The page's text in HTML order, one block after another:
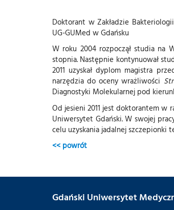
Doktorant w Zakładzie
UG-GUMed w Gdańsku
W roku 2004 rozpoczął studia na
stopnia. Następnie kontynuował
2011 uzyskał dyplom magistra
narzędzia do oceny wrażliwości
Diagnostyki Molekularnej pod
Od jesieni 2011 jest doktorantem w
Uniwersytet Gdański. W swojej
celu uzyskania jadalnej szczepionki
<< powrót
Gdański Uniwersytet